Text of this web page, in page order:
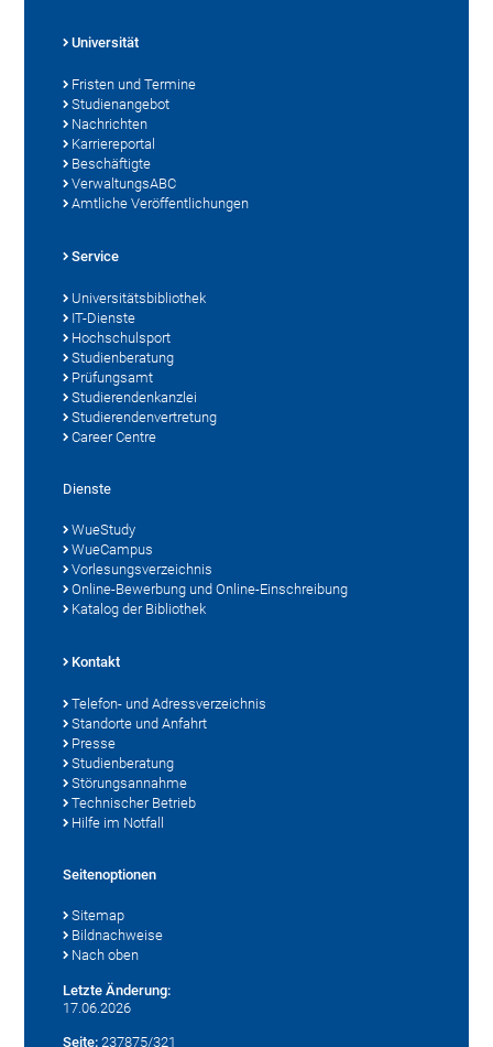
Universität
Fristen und Termine
Studienangebot
Nachrichten
Karriereportal
Beschäftigte
VerwaltungsABC
Amtliche Veröffentlichungen
Service
Universitätsbibliothek
IT-Dienste
Hochschulsport
Studienberatung
Prüfungsamt
Studierendenkanzlei
Studierendenvertretung
Career Centre
Dienste
WueStudy
WueCampus
Vorlesungsverzeichnis
Online-Bewerbung und Online-Einschreibung
Katalog der Bibliothek
Kontakt
Telefon- und Adressverzeichnis
Standorte und Anfahrt
Presse
Studienberatung
Störungsannahme
Technischer Betrieb
Hilfe im Notfall
Seitenoptionen
Sitemap
Bildnachweise
Nach oben
Letzte Änderung:
17.06.2026
Seite: 237875/321